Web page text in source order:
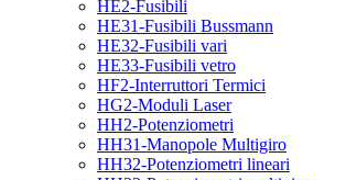
HE2-Fusibili
HE31-Fusibili Bussmann
HE32-Fusibili vari
HE33-Fusibili vetro
HF2-Interruttori Termici
HG2-Moduli Laser
HH2-Potenziometri
HH31-Manopole Multigiro
HH32-Potenziometri lineari